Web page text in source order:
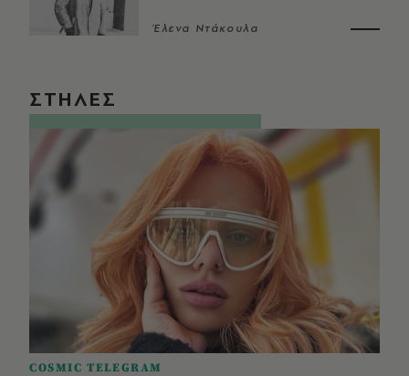
Έλενα Ντάκουλα
ΣΤΗΛΕΣ
COSMIC TELEGRAM